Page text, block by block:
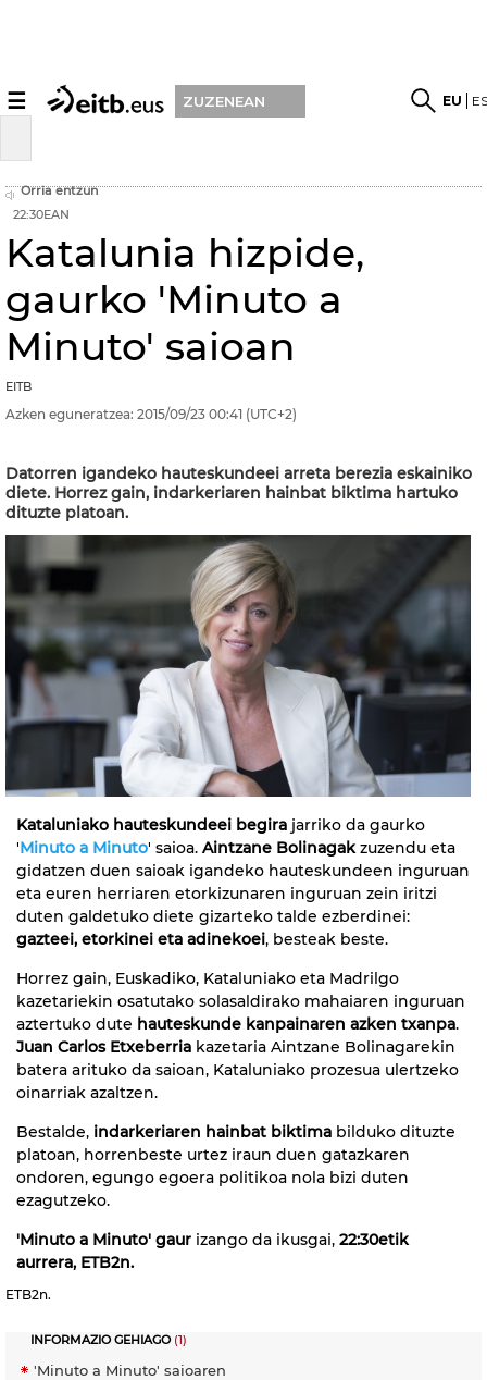
☰ ZUZENEAN EU
Orria entzun
22:30EAN
Katalunia hizpide,
gaurko 'Minuto a
Minuto' saioan
EITB
Azken eguneratzea: 2015/09/23 00:41 (UTC+2)
Datorren igandeko hauteskundeei arreta berezia eskainiko
diete. Horrez gain, indarkeriaren hainbat biktima hartuko
dituzte platoan.
Kataluniako hauteskundeei begira jarriko da gaurko
'Minuto a Minuto' saioa. Aintzane Bolinagakzuzendu eta
gidatzen duen saioak igandeko hauteskundeen inguruan
eta euren herriaren etorkizunaren inguruan zein iritzi
duten galdetuko diete gizarteko talde ezberdinei:
gazteei, etorkinei eta adinekoei, besteak beste.
Horrez gain, Euskadiko, Kataluniako eta Madrilgo
kazetariekin osatutako solasaldirako mahaiaren inguruan
aztertuko dute hauteskunde kanpainaren azken txanpa.
Juan Carlos Etxeberria kazetaria Aintzane Bolinagarekin
batera arituko da saioan, Kataluniako prozesua ulertzeko
oinarriak azaltzen.
Bestalde, indarkeriaren hainbat biktima bilduko dituzte
platoan, horrenbeste urtez iraun duen gatazkaren
ondoren, egungo egoera politikoa nola bizi duten
ezagutzeko.
'Minuto a Minuto' gaur izango da ikusgai, 22:30etik
aurrera, ETB2n.
ETB2n.
INFORMAZIO GEHIAGO(1)
'Minuto a Minuto' saioaren